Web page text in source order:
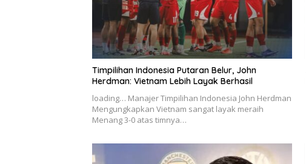
Timpilihan Indonesia Putaran Belur, John
Herdman: Vietnam Lebih Layak Berhasil
loading… Manajer Timpilihan Indonesia John Herdman
Mengungkapkan Vietnam sangat layak meraih
Menang 3-0 atas timnya…